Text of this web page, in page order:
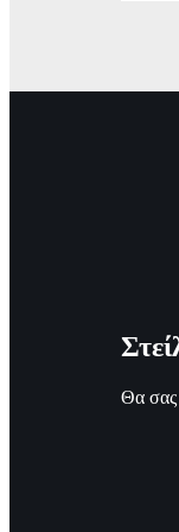
Θα σας